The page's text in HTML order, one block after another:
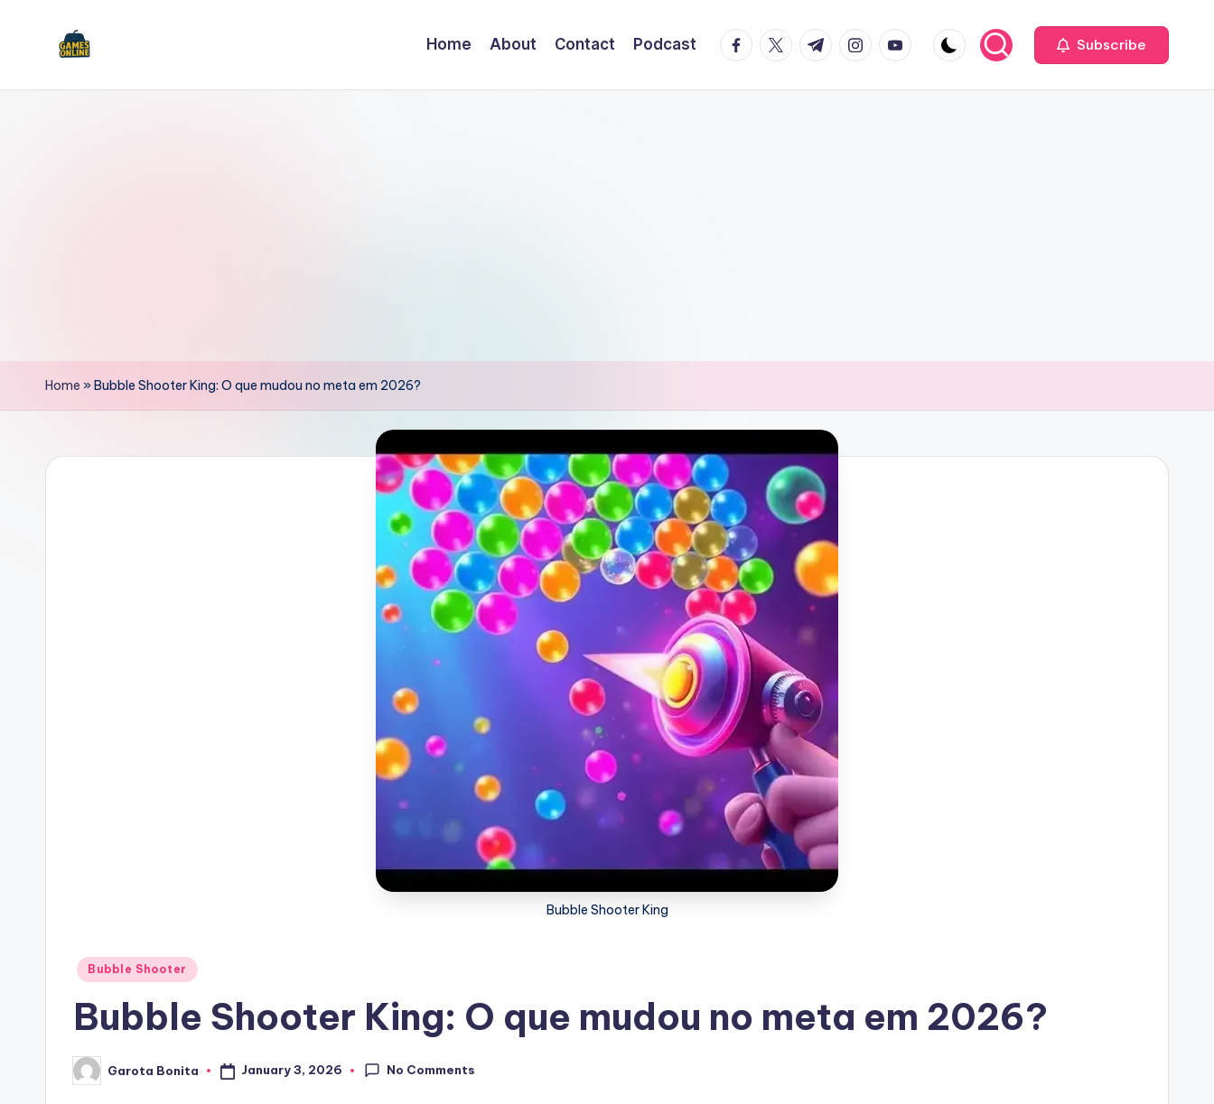
F
Home About Contact Podcast facebook.com
twitter.com
t.me instagram.com
youtube.com Subscribe
Home »Bubble Shooter King: O que mudou no meta em 2026?
Bubble Shooter King
Posted
Bubble Shooter
Bubble Shooter King: O que mudou no meta em 2026?
Posted
by
Garota Bonita January 3, 2026 No Comments